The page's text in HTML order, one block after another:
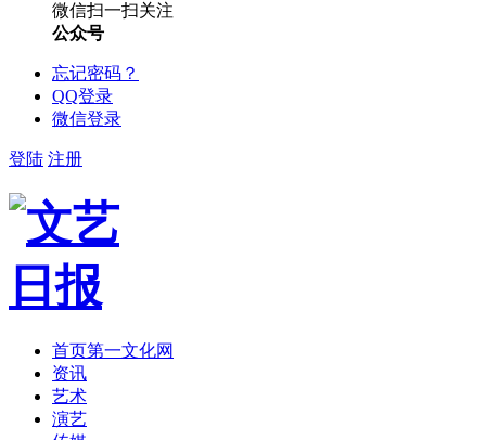
微信扫一扫关注
公众号
忘记密码？
QQ登录
微信登录
登陆 注册
首页第一文化网
资讯
艺术
演艺